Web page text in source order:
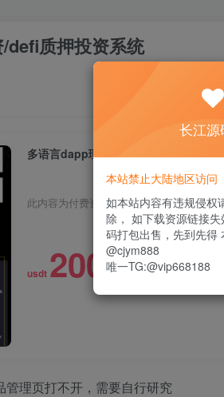
defi质押投资系统
多语言dapp理财系统/币安智能链投资/
此内容为付费资源，请付费后查看
usdt 200 限时特惠
理页打不开，需要自行研究
长江源
本站禁止大陆地区访问
如本站内容有违规侵权
除， 如下载资源链接
码打包出售，先到先得
@cjym888
唯一TG:@vip668188